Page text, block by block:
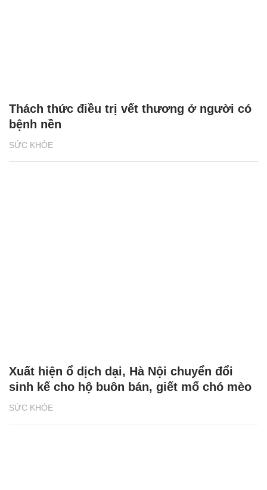
SỨC KHỎE
Thách thức điều trị vết thương ở người có
bệnh nền
SỨC KHỎE
Xuất hiện ổ dịch dại, Hà Nội chuyển đổi
sinh kế cho hộ buôn bán, giết mổ chó mèo